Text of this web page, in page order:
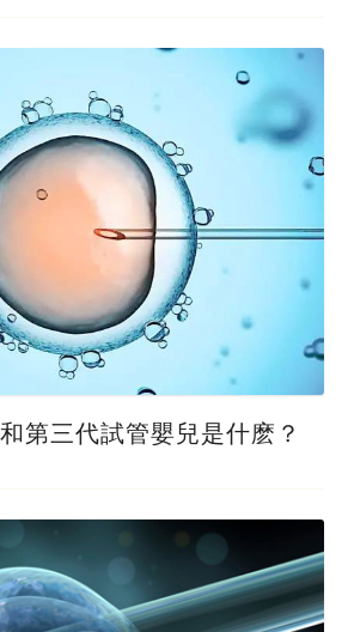
第三代試管嬰兒是什麽？